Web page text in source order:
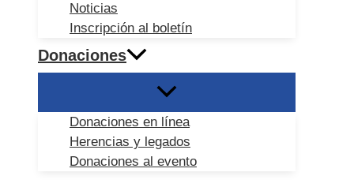
Noticias
Inscripción al boletín
Donaciones
Donaciones en línea
Herencias y legados
Donaciones al evento